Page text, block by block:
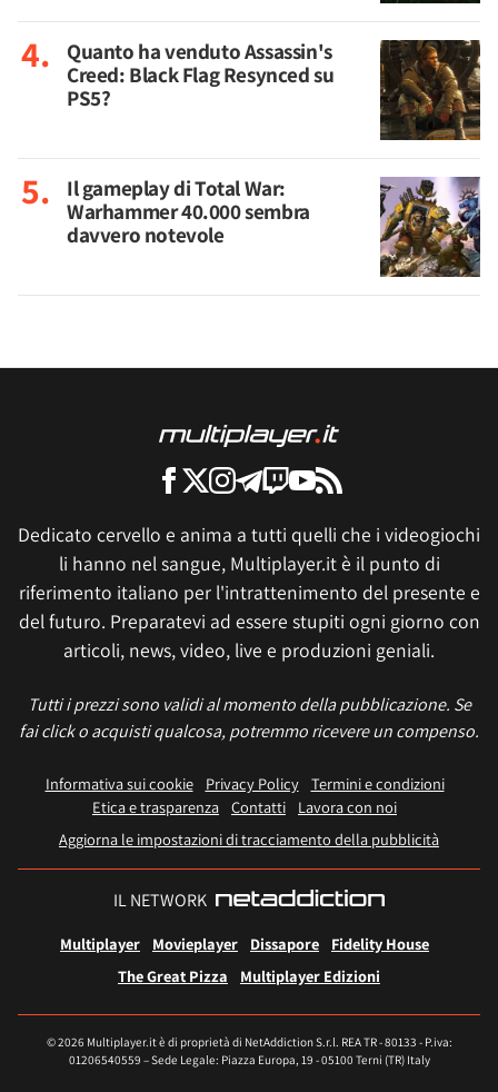
Quanto ha venduto Assassin's
Creed: Black Flag Resynced su
PS5?
Il gameplay di Total War:
Warhammer 40.000 sembra
davvero notevole
Dedicato cervello e anima a tutti quelli che i videogiochi
li hanno nel sangue, Multiplayer.it è il punto di
riferimento italiano per l'intrattenimento del presente e
del futuro. Preparatevi ad essere stupiti ogni giorno con
articoli, news, video, live e produzioni geniali.
Tutti i prezzi sono validi al momento della pubblicazione. Se
fai click o acquisti qualcosa, potremmo ricevere un compenso.
Informativa sui cookie Privacy Policy
Termini e condizioni
Etica e trasparenza Contatti
Lavora con noi
Aggiorna le impostazioni di tracciamento della pubblicità
IL NETWORK
Multiplayer Movieplayer Dissapore
Fidelity House
The Great Pizza
Multiplayer Edizioni
© 2026 Multiplayer.it è di proprietà di NetAddiction S.r.l. REA TR - 80133 - P.iva:
01206540559 – Sede Legale: Piazza Europa, 19 - 05100 Terni (TR) Italy